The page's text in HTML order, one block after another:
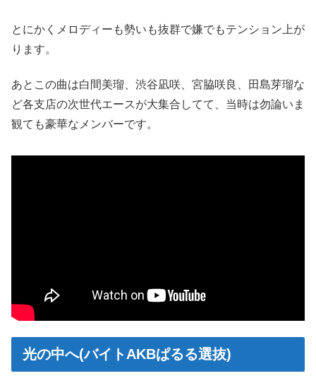
とにかくメロディーも勢いも抜群で嫌でもテンション上が
ります。
あとこの曲は白間美瑠、渋谷凪咲、宮脇咲良、田島芽瑠な
ど各支店の次世代エースが大集合してて、当時は勿論いま
観ても豪華なメンバーです。
光の中へ(バイトAKBぱるる選抜)